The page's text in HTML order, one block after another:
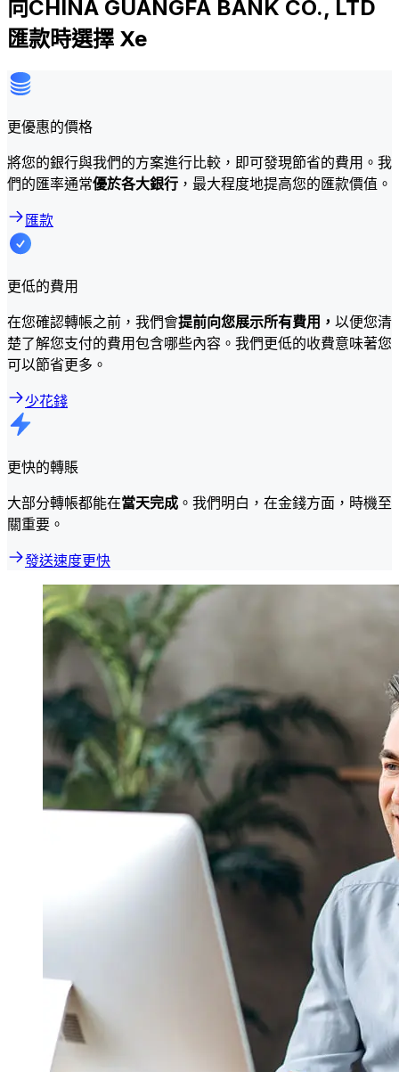
向CHINA GUANGFA BANK CO., LTD
匯款時選擇 Xe
更優惠的價格
將您的銀行與我們的方案進行比較，即可發現節省的費用。我
們的匯率通常優於各大銀行 ，最大程度地提高您的匯款價值。
匯款
更低的費用
在您確認轉帳之前，我們會提前向您展示所有費用， 以便您清
楚了解您支付的費用包含哪些內容。我們更低的收費意味著您
可以節省更多。
少花錢
更快的轉賬
大部分轉帳都能在當天完成 。我們明白，在金錢方面，時機至
關重要。
發送速度更快